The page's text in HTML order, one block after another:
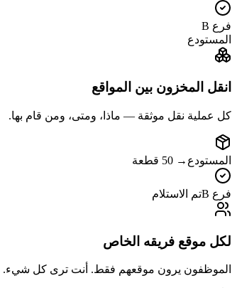
فرع B
المستودع
انقل المخزون بين المواقع
كل عملية نقل موثقة — ماذا، ومتى، ومن قام بها.
المستودع → 50 قطعة
فرع B تم الاستلام
لكل موقع فريقه الخاص
الموظفون يرون موقعهم فقط. أنت ترى كل شيء.